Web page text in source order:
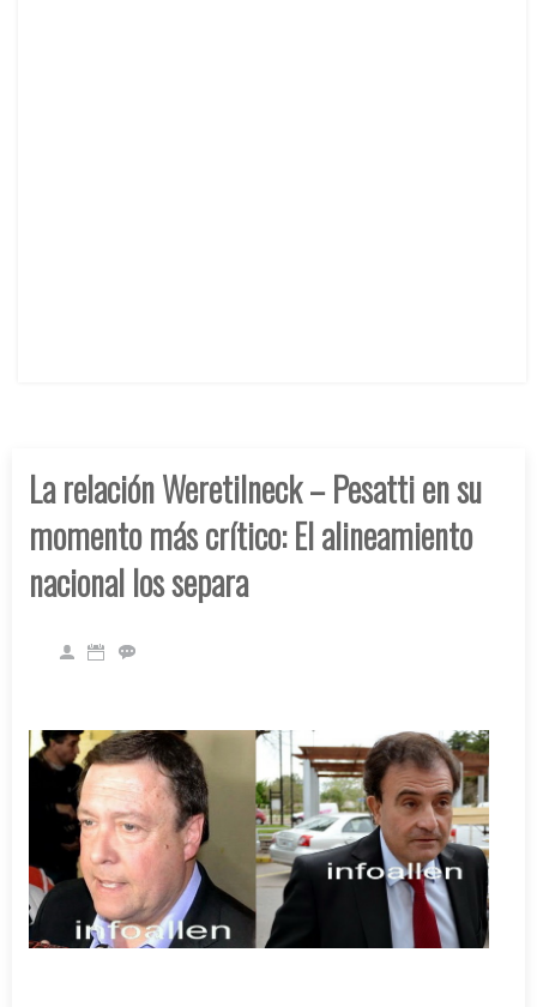
La relación Weretilneck – Pesatti en su
momento más crítico: El alineamiento
nacional los separa